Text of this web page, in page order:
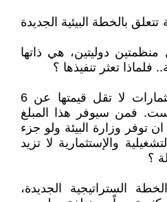
بالخطة البيئية الجديدة
دوليتين، هي ذاتها
تعثر تنفيذها ؟
2- الخطة تعتمد على استثمارات لا تقل قيمتها عن 6
فمن سيوفر هذا المبلغ
توفر وزارة البيئة ولو جزء
والإستثمارية لا تزيد
الستراتيجية الجديدة،